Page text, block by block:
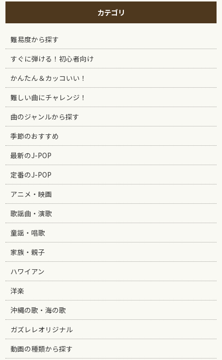
カテゴリ
難易度から探す
すぐに弾ける！初心者向け
かんたん＆カッコいい！
難しい曲にチャレンジ！
曲のジャンルから探す
季節のおすすめ
最新のJ-POP
定番のJ-POP
アニメ・映画
歌謡曲・演歌
童謡・唱歌
家族・親子
ハワイアン
洋楽
沖縄の歌・海の歌
ガズレレオリジナル
動画の種類から探す